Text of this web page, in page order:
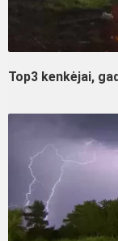
Top3 kenkėjai,